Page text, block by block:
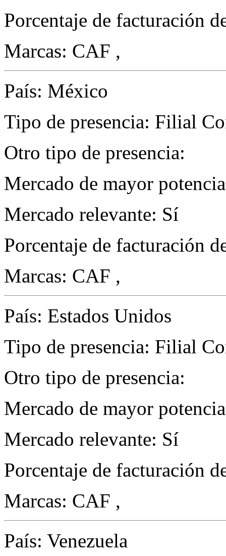
Porcentaje de facturación
Marcas: CAF ,
País: México
Tipo de presencia: Filial
Otro tipo de presencia:
Mercado de mayor
Mercado relevante: Sí
Porcentaje de facturación
Marcas: CAF ,
País: Estados Unidos
Tipo de presencia: Filial
Otro tipo de presencia:
Mercado de mayor
Mercado relevante: Sí
Porcentaje de facturación
Marcas: CAF ,
País: Venezuela